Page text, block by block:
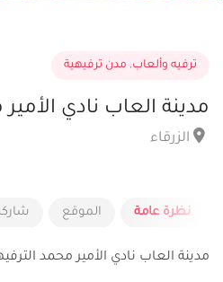
ترفيه وألعاب, مدن ترفيهية
مدينة العاب نادي
الزرقاء
نظرة عامة الموقع
مدينة العاب نادي الأمير محمد